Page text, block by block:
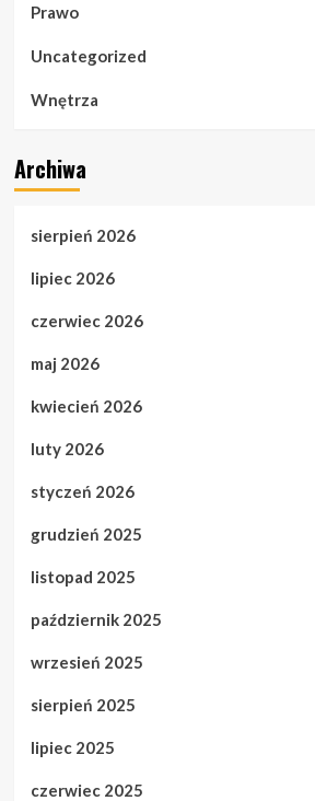
Prawo
Uncategorized
Wnętrza
Archiwa
sierpień 2026
lipiec 2026
czerwiec 2026
maj 2026
kwiecień 2026
luty 2026
styczeń 2026
grudzień 2025
listopad 2025
październik 2025
wrzesień 2025
sierpień 2025
lipiec 2025
czerwiec 2025